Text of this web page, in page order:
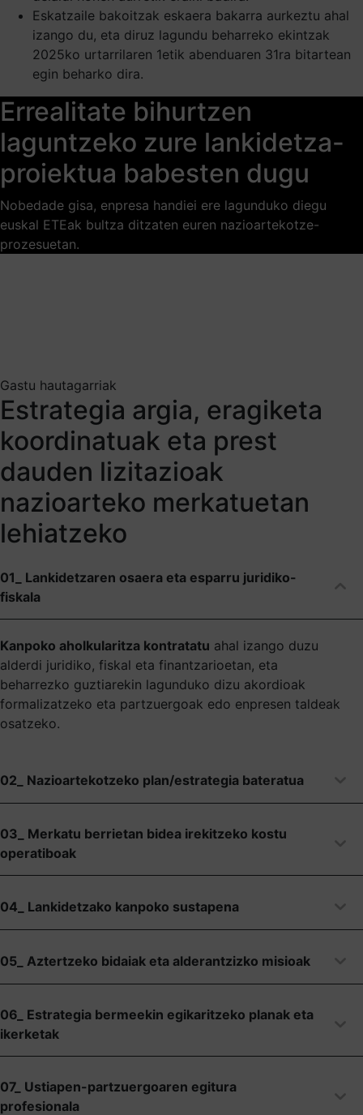
Eskatzaile bakoitzak eskaera bakarra aurkeztu ahal
izango du, eta diruz lagundu beharreko ekintzak
2025ko urtarrilaren 1etik abenduaren 31ra bitartean
egin beharko dira.
Errealitate bihurtzen
laguntzeko zure lankidetza-
proiektua babesten dugu
Nobedade gisa, enpresa handiei ere lagunduko diegu
euskal ETEak bultza ditzaten euren nazioartekotze-
prozesuetan.
Gastu hautagarriak
Estrategia argia, eragiketa
koordinatuak eta prest
dauden lizitazioak
nazioarteko merkatuetan
lehiatzeko
01_ Lankidetzaren osaera eta esparru juridiko-
fiskala
Kanpoko aholkularitza kontratatu ahal izango duzu
alderdi juridiko, fiskal eta finantzarioetan, eta
beharrezko guztiarekin lagunduko dizu akordioak
formalizatzeko eta partzuergoak edo enpresen taldeak
osatzeko.
02_ Nazioartekotzeko plan/estrategia bateratua
03_ Merkatu berrietan bidea irekitzeko kostu
operatiboak
04_ Lankidetzako kanpoko sustapena
05_ Aztertzeko bidaiak eta alderantzizko misioak
06_ Estrategia bermeekin egikaritzeko planak eta
ikerketak
07_ Ustiapen-partzuergoaren egitura
profesionala